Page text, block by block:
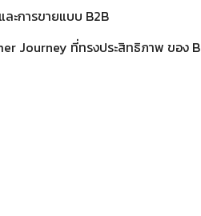
ะการขายแบบ B2B
Journey ที่ทรงประสิทธิภาพ ของ